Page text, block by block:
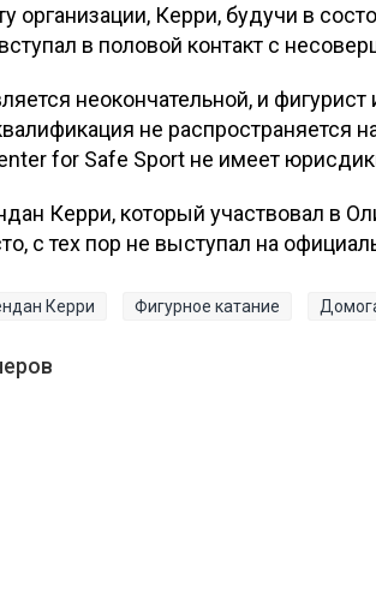
организации, Керри, будучи в
в половой контакт с
неокончательной, и
не распространяется
for Safe Sport не имеет
Керри, который участвовал в
с тех пор не выступал на
Керри Фигурное катание